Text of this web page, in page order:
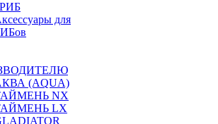
для
(AQUA)
NX
LX